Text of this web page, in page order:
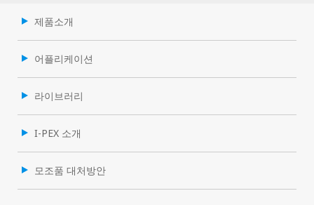
제품소개
어플리케이션
라이브러리
I-PEX 소개
모조품 대처방안